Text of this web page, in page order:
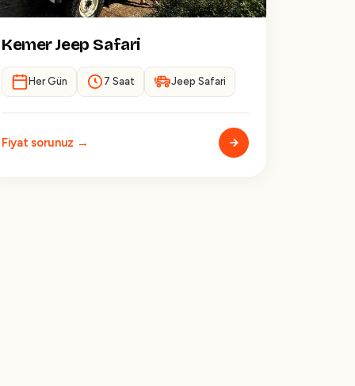
Kemer Jeep Safari
Her Gün 7 Saat Jeep Safari
Fiyat sorunuz →